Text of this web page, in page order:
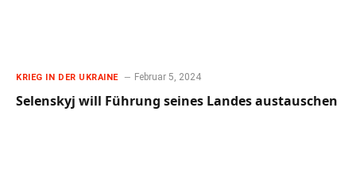
KRIEG IN DER UKRAINE Februar 5, 2024
Selenskyj will Führung seines Landes austauschen